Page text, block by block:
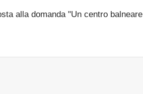
alla domanda "Un centro balneare